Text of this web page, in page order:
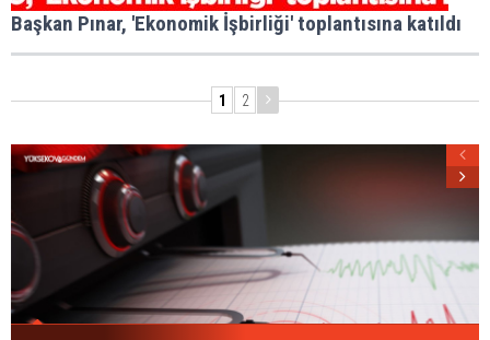
Başkan Pınar, 'Ekonomik İşbirliği' toplantısına katıldı
1 2